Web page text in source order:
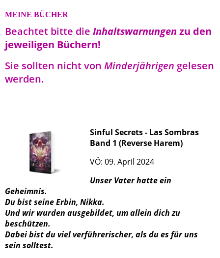
MEINE BÜCHER
Beachtet bitte die Inhaltswarnungen zu den
jeweiligen Büchern!
Sie sollten nicht von Minderjährigen gelesen
werden.
Sinful Secrets - Las Sombras
Band 1 (Reverse Harem)
VÖ: 09. April 2024
Unser Vater hatte ein
Geheimnis.
Du bist seine Erbin, Nikka.
Und wir wurden ausgebildet, um allein dich zu
beschützen.
Dabei bist du viel verführerischer, als du es für uns
sein solltest.